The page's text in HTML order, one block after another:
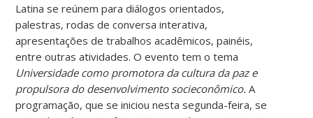
Latina se reúnem para diálogos orientados,
palestras, rodas de conversa interativa,
apresentações de trabalhos acadêmicos, painéis,
entre outras atividades. O evento tem o tema
Universidade como promotora da cultura da paz e
propulsora do desenvolvimento socieconômico.A
programação, que se iniciou nesta segunda-feira, se